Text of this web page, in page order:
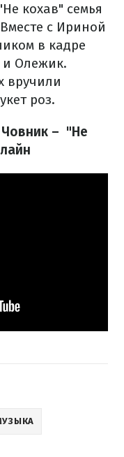
кохав" семья
с Ириной
в кадре
Олежик.
вручили
роз.
– "Не